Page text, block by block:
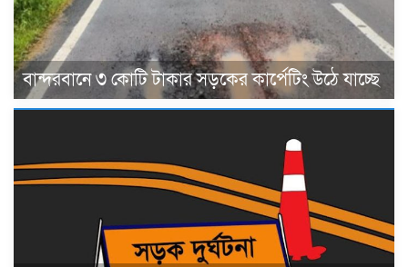
বান্দরবানে ৩ কোটি টাকার সড়কের কার্পেটিং উঠে যাচ্ছে